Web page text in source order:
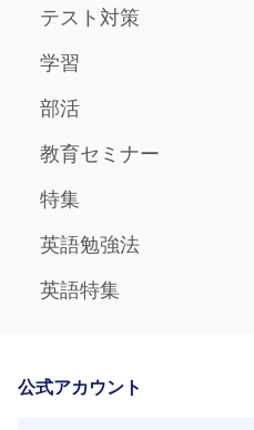
テスト対策
学習
部活
教育セミナー
特集
英語勉強法
英語特集
公式アカウント